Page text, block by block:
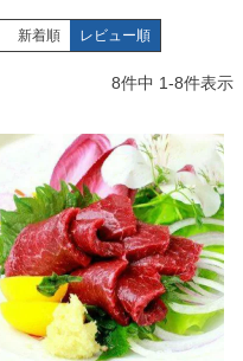
新着順 レビュー順
8件中 1-8件表示